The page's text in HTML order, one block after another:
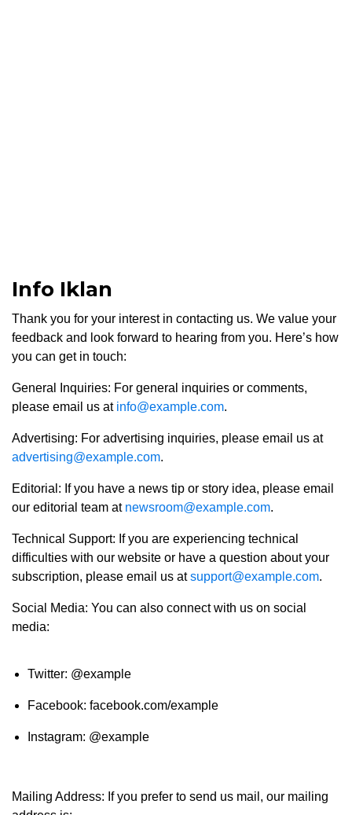
Info Iklan
Thank you for your interest in contacting us. We value your
feedback and look forward to hearing from you. Here’s how
you can get in touch:
General Inquiries: For general inquiries or comments,
please email us at info@example.com.
Advertising: For advertising inquiries, please email us at
advertising@example.com.
Editorial: If you have a news tip or story idea, please email
our editorial team at newsroom@example.com.
Technical Support: If you are experiencing technical
difficulties with our website or have a question about your
subscription, please email us atsupport@example.com.
Social Media: You can also connect with us on social
media:
Twitter: @example
Facebook: facebook.com/example
Instagram: @example
Mailing Address: If you prefer to send us mail, our mailing